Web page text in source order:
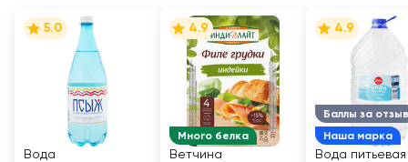
5.0
Вода
Много белка
4.9
Ветчина
Баллы за отзыв
Наша марка
4.9
Вода питьевая